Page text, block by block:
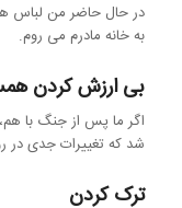
در حال حاضر من لباس
به خانه مادرم می روم.
بی ارزش کردن
اگر ما پس از جنگ با
شد که تغییرات جدی در
ترک کردن